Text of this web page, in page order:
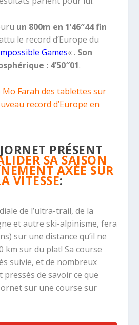
un 800m en 1’46″44 fin
le record d’Europe du
Games« . Son
: 4’50″01.
Mo Farah des tablettes sur
record d’Europe en
PRÉSENT
SA SAISON
AXÉE SUR
VITESSE:
de l’ultra-trail, de la
et autre ski-alpinisme, fera
sur une distance qu’il ne
km sur du plat! Sa course
suivie, et de nombreux
de savoir ce que
sur une course sur